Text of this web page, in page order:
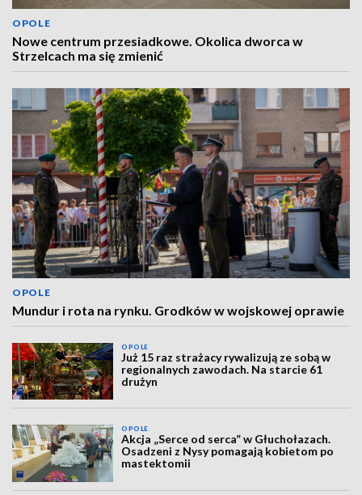
OPOLE
Nowe centrum przesiadkowe. Okolica dworca w
Strzelcach ma się zmienić
OPOLE
Mundur i rota na rynku. Grodków w wojskowej oprawie
OPOLE
Już 15 raz strażacy rywalizują ze sobą w
regionalnych zawodach. Na starcie 61
drużyn
OPOLE
Akcja „Serce od serca” w Głuchołazach.
Osadzeni z Nysy pomagają kobietom po
mastektomii